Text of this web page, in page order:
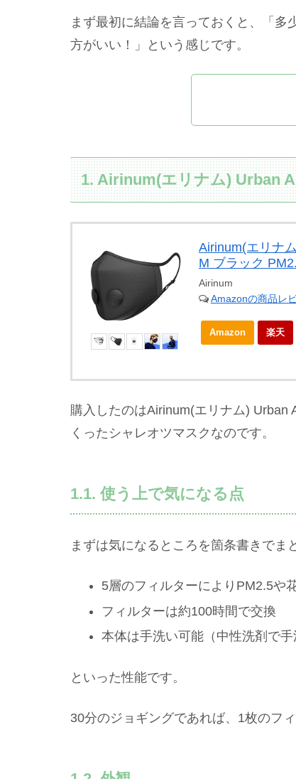
まず最初に結論を言っておくと、「多
方がいい！」という感じです。
1. Airinum(エリナム) Urban
Airinum(エリナ
M ブラック
Airinum
Amazonの商品レ
Amazon 楽天
購入したのはAirinum(エリナム) Urban
くったシャレオツマスクなのです。
1.1. 使う上で気になる点
まずは気になるところを箇条書きでま
5層のフィルターによりPM2.5や
フィルターは約100時間で交換
本体は手洗い可能（中性洗剤で手
といった性能です。
30分のジョギングであれば、1枚のフ